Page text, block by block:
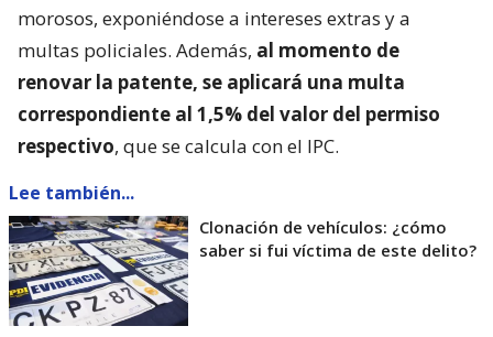
morosos, exponiéndose a intereses extras y a
multas policiales. Además, al momento de
renovar la patente, se aplicará una multa
correspondiente al 1,5% del valor del permiso
respectivo, que se calcula con el IPC.
Lee también...
Clonación de vehículos: ¿cómo
saber si fui víctima de este delito?